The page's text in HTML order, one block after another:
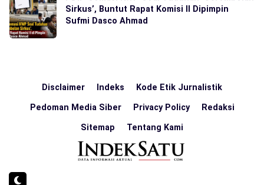
Sirkus’, Buntut Rapat Komisi II Dipimpin
Sufmi Dasco Ahmad
Disclaimer Indeks Kode Etik Jurnalistik
Pedoman Media Siber Privacy Policy Redaksi
Sitemap Tentang Kami